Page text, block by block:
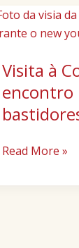
estilo
e
Visita à
encontro
Visita
à
Nast:
um
encontro
inesquecível
os
Read More »